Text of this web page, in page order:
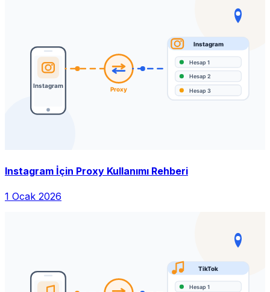
Instagram İçin Proxy Kullanımı Rehberi
1 Ocak 2026